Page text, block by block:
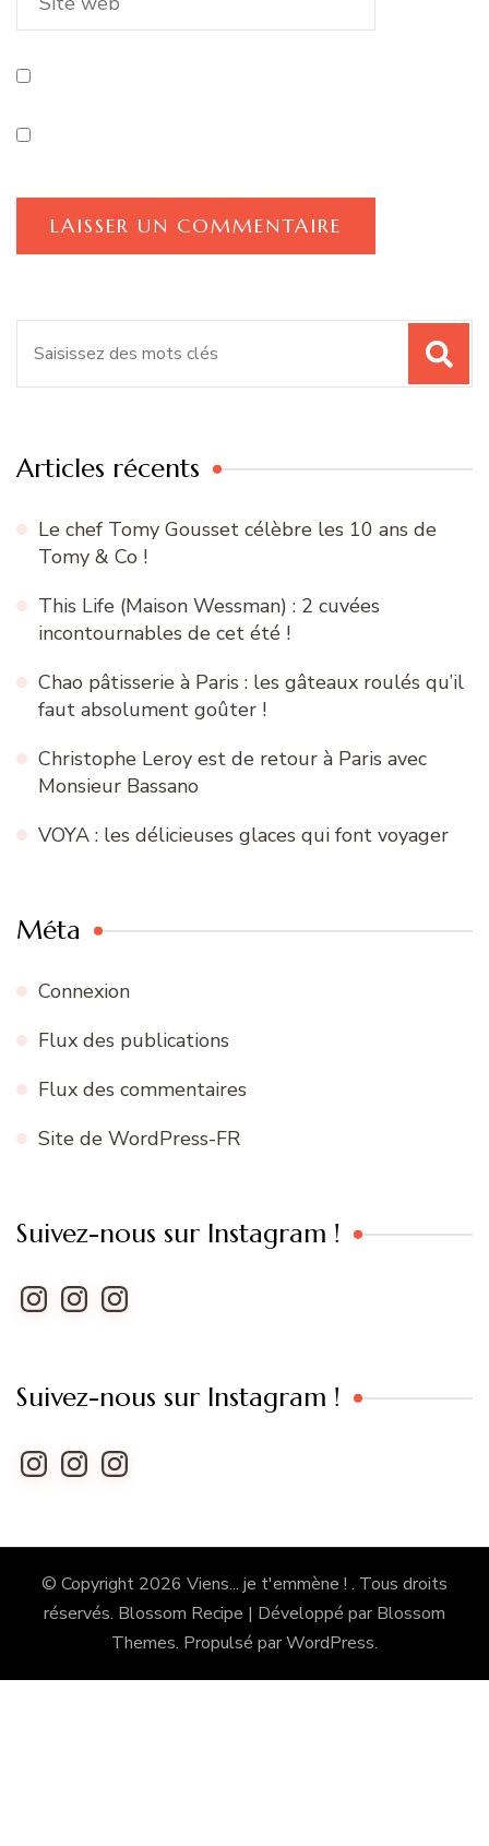
Articles récents
Le chef Tomy Gousset célèbre les 10 ans de
Tomy & Co !
This Life (Maison Wessman) : 2 cuvées
incontournables de cet été !
Chao pâtisserie à Paris : les gâteaux roulés qu’il
faut absolument goûter !
Christophe Leroy est de retour à Paris avec
Monsieur Bassano
VOYA : les délicieuses glaces qui font voyager
Méta
Connexion
Flux des publications
Flux des commentaires
Site de WordPress-FR
Suivez-nous sur Instagram !
Instagram
InstagramInstagram
Suivez-nous sur Instagram !
Instagram
InstagramInstagram
© Copyright 2026 Viens... je t'emmène ! . Tous droits
réservés. Blossom Recipe | Développé par Blossom
Themes. Propulsé parWordPress.